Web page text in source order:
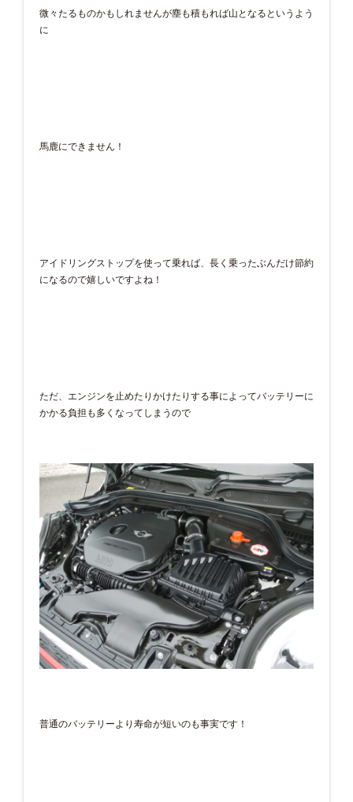
微々たるものかもしれませんが塵も積もれば山となるというよう
に
馬鹿にできません！
アイドリングストップを使って乗れば、長く乗ったぶんだけ節約
になるので嬉しいですよね！
ただ、エンジンを止めたりかけたりする事によってバッテリーに
かかる負担も多くなってしまうので
普通のバッテリーより寿命が短いのも事実です！